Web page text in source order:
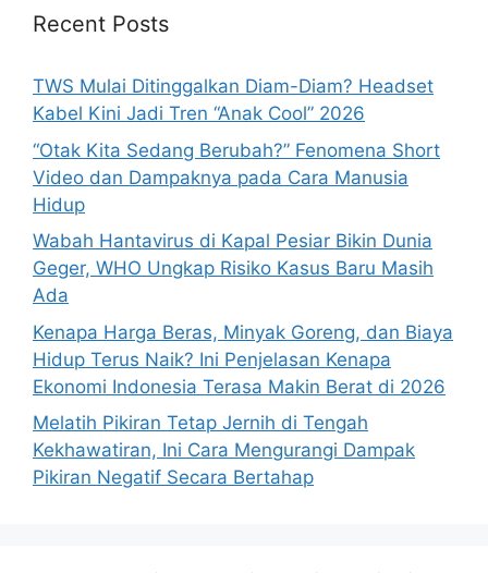
h
r
:
Recent Posts
TWS Mulai Ditinggalkan Diam-Diam? Headset
Kabel Kini Jadi Tren “Anak Cool” 2026
“Otak Kita Sedang Berubah?” Fenomena Short
Video dan Dampaknya pada Cara Manusia
Hidup
Wabah Hantavirus di Kapal Pesiar Bikin Dunia
Geger, WHO Ungkap Risiko Kasus Baru Masih
Ada
Kenapa Harga Beras, Minyak Goreng, dan Biaya
Hidup Terus Naik? Ini Penjelasan Kenapa
Ekonomi Indonesia Terasa Makin Berat di 2026
Melatih Pikiran Tetap Jernih di Tengah
Kekhawatiran, Ini Cara Mengurangi Dampak
Pikiran Negatif Secara Bertahap